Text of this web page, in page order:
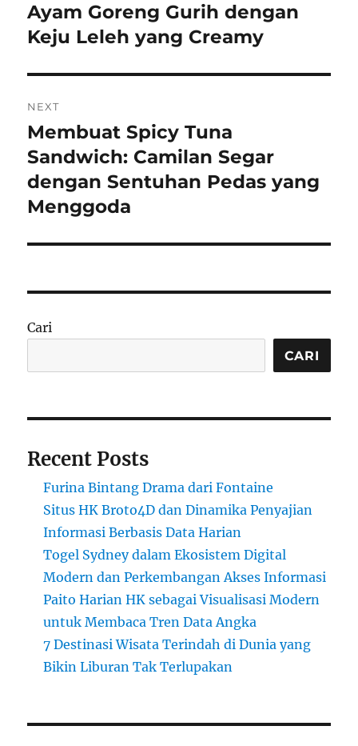
post:
Ayam Goreng Gurih dengan
Keju Leleh yang Creamy
NEXT
Next
post:
Membuat Spicy Tuna
Sandwich: Camilan Segar
dengan Sentuhan Pedas yang
Menggoda
Cari
CARI
Recent Posts
Furina Bintang Drama dari Fontaine
Situs HK Broto4D dan Dinamika Penyajian
Informasi Berbasis Data Harian
Togel Sydney dalam Ekosistem Digital
Modern dan Perkembangan Akses Informasi
Paito Harian HK sebagai Visualisasi Modern
untuk Membaca Tren Data Angka
7 Destinasi Wisata Terindah di Dunia yang
Bikin Liburan Tak Terlupakan